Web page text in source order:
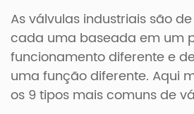
As válvulas industriais são
cada uma baseada em um
funcionamento diferente e
uma função diferente. Aqui
os 9 tipos mais comuns de